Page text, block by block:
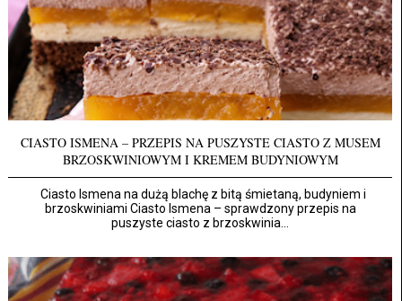
CIASTO ISMENA – PRZEPIS NA PUSZYSTE CIASTO Z MUSEM
BRZOSKWINIOWYM I KREMEM BUDYNIOWYM
Ciasto Ismena na dużą blachę z bitą śmietaną, budyniem i
brzoskwiniami Ciasto Ismena – sprawdzony przepis na
puszyste ciasto z brzoskwinia...